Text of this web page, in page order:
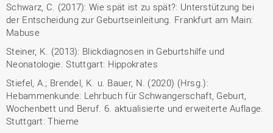
Schwarz, C. (2017): Wie spät ist zu spät?: Unterstützung bei
der Entscheidung zur Geburtseinleitung. Frankfurt am Main:
Mabuse
Steiner, K. (2013): Blickdiagnosen in Geburtshilfe und
Neonatologie. Stuttgart: Hippokrates
Stiefel, A.; Brendel, K. u. Bauer, N. (2020) (Hrsg.):
Hebammenkunde: Lehrbuch für Schwangerschaft, Geburt,
Wochenbett und Beruf. 6. aktualisierte und erweiterte Auflage.
Stuttgart: Thieme